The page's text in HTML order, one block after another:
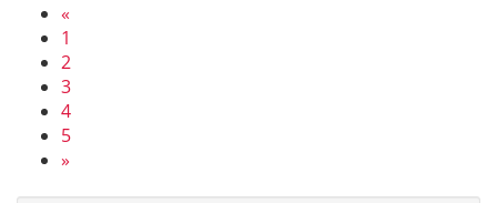
«
1
2
3
4
5
»